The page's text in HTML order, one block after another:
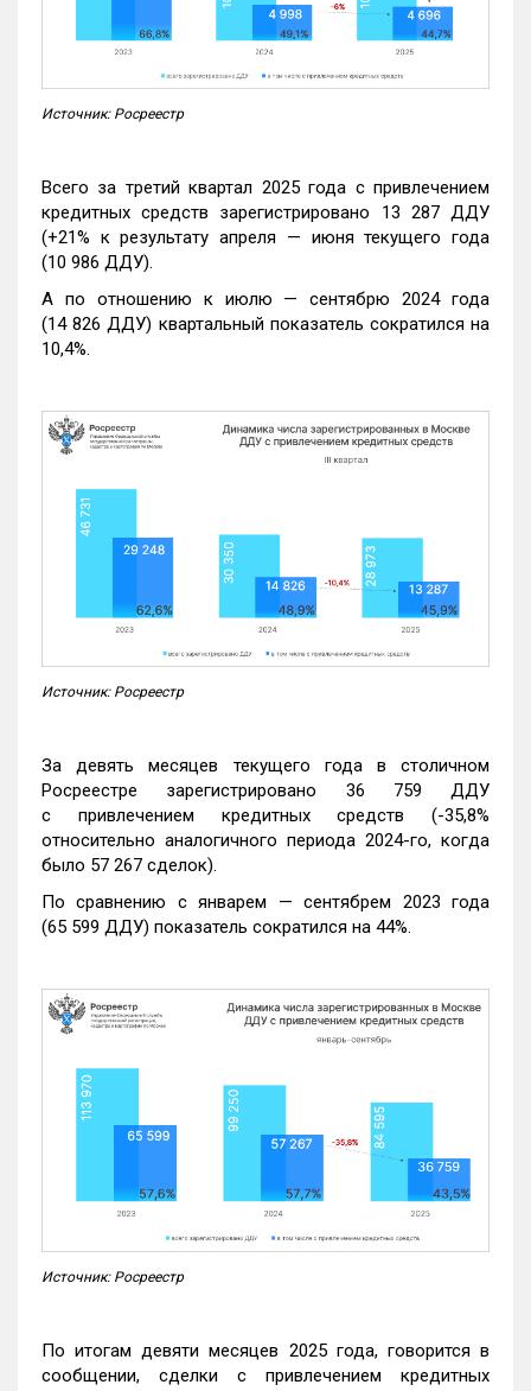
Источник: Росреестр
Всего за третий квартал 2025 года с привлечением
кредитных средств зарегистрировано 13 287 ДДУ
(+21% к результату апреля — июня текущего года
(10 986 ДДУ).
А по отношению к июлю — сентябрю 2024 года
(14 826 ДДУ) квартальный показатель сократился на
10,4%.
Источник: Росреестр
За девять месяцев текущего года в столичном
Росреестре зарегистрировано 36 759 ДДУ
с привлечением кредитных средств (-35,8%
относительно аналогичного периода 2024-го, когда
было 57 267 сделок).
По сравнению с январем — сентябрем 2023 года
(65 599 ДДУ) показатель сократился на 44%.
Источник: Росреестр
По итогам девяти месяцев 2025 года, говорится в
сообщении, сделки с привлечением кредитных